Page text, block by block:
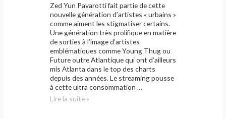
Zed Yun Pavarotti fait partie de cette
nouvelle génération d’artistes « urbains »
comme aiment les stigmatiser certains.
Une génération très prolifique en matière
de sorties à l’image d’artistes
emblématiques comme Young Thug ou
Future outre Atlantique qui ont d’ailleurs
mis Atlanta dans le top des charts
depuis des années. Le streaming pousse
à cette ultra consommation …
Zed
Lire la suite »